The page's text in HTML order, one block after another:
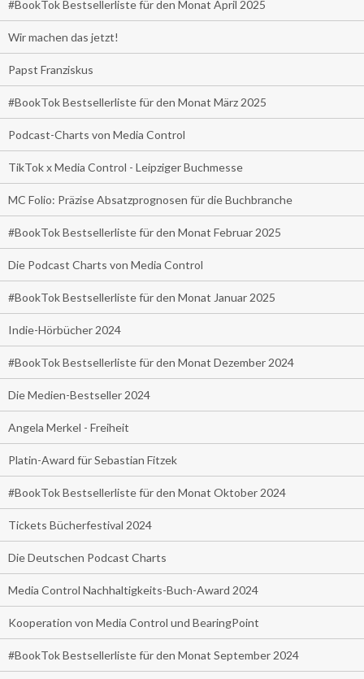
#BookTok Bestsellerliste für den Monat April 2025
Wir machen das jetzt!
Papst Franziskus
#BookTok Bestsellerliste für den Monat März 2025
Podcast-Charts von Media Control
TikTok x Media Control - Leipziger Buchmesse
MC Folio: Präzise Absatzprognosen für die Buchbranche
#BookTok Bestsellerliste für den Monat Februar 2025
Die Podcast Charts von Media Control
#BookTok Bestsellerliste für den Monat Januar 2025
Indie-Hörbücher 2024
#BookTok Bestsellerliste für den Monat Dezember 2024
Die Medien-Bestseller 2024
Angela Merkel - Freiheit
Platin-Award für Sebastian Fitzek
#BookTok Bestsellerliste für den Monat Oktober 2024
Tickets Bücherfestival 2024
Die Deutschen Podcast Charts
Media Control Nachhaltigkeits-Buch-Award 2024
Kooperation von Media Control und BearingPoint
#BookTok Bestsellerliste für den Monat September 2024